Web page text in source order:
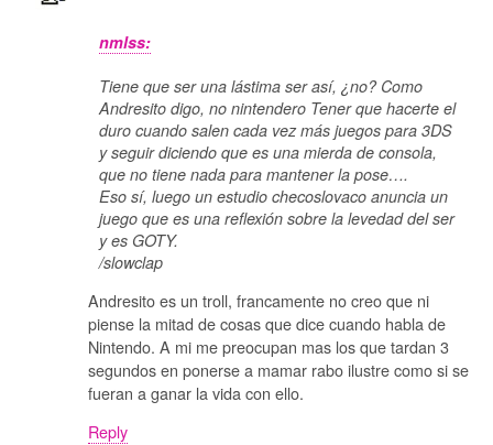
nmlss:
Tiene que ser una lástima ser así, ¿no? Como
Andresito digo, no nintendero Tener que hacerte el
duro cuando salen cada vez más juegos para 3DS
y seguir diciendo que es una mierda de consola,
que no tiene nada para mantener la pose….
Eso sí, luego un estudio checoslovaco anuncia un
juego que es una reflexión sobre la levedad del ser
y es GOTY.
/slowclap
Andresito es un troll, francamente no creo que ni
piense la mitad de cosas que dice cuando habla de
Nintendo. A mi me preocupan mas los que tardan 3
segundos en ponerse a mamar rabo ilustre como si se
fueran a ganar la vida con ello.
Reply